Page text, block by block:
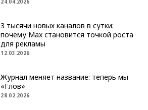
24.04.2026
3 тысячи новых каналов в сутки:
почему Max становится точкой роста
для рекламы
12.03.2026
Журнал меняет название: теперь мы
«Глов»
28.02.2026